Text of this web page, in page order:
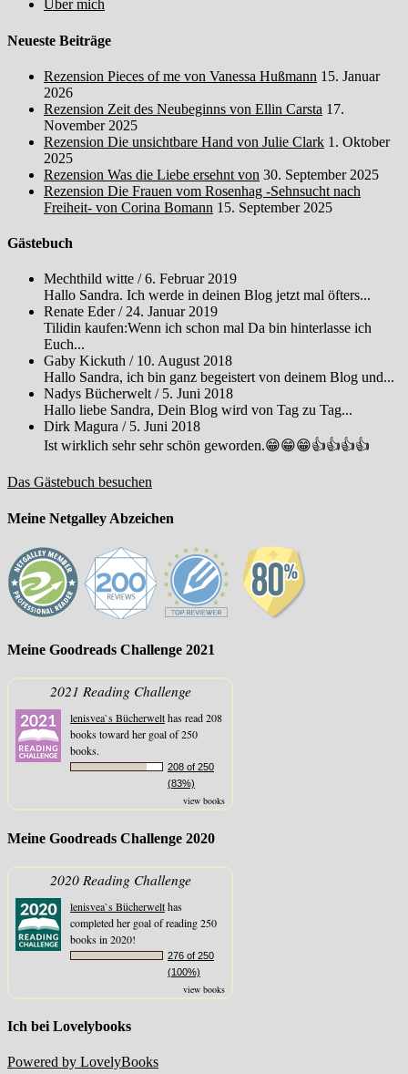
Über mich
Neueste Beiträge
Rezension Pieces of me von Vanessa Hußmann 15. Januar
2026
Rezension Zeit des Neubeginns von Ellin Carsta 17.
November 2025
Rezension Die unsichtbare Hand von Julie Clark 1. Oktober
2025
Rezension Was die Liebe ersehnt von 30. September 2025
Rezension Die Frauen vom Rosenhag -Sehnsucht nach
Freiheit- von Corina Bomann 15. September 2025
Gästebuch
Mechthild witte /6. Februar 2019
Hallo Sandra. Ich werde in deinen Blog jetzt mal öfters...
Renate Eder/ 24. Januar 2019
Tilidin kaufen:Wenn ich schon mal Da bin hinterlasse ich
Euch...
Gaby Kickuth / 10. August 2018
Hallo Sandra, ich bin ganz begeistert von deinem Blog und...
Nadys Bücherwelt / 5. Juni 2018
Hallo liebe Sandra, Dein Blog wird von Tag zu Tag...
Dirk Magura / 5. Juni 2018
Ist wirklich sehr sehr schön geworden.😁😁😁👍👍👍👍
Das Gästebuch besuchen
Meine Netgalley Abzeichen
Meine Goodreads Challenge 2021
2021 Reading Challenge
lenisvea`s Bücherwelthas read 208
books toward her goal of 250
books.
208 of 250
(83%)
view books
Meine Goodreads Challenge 2020
2020 Reading Challenge
lenisvea`s Bücherwelthas
completed her goal of reading 250
books in 2020!
276 of 250
(100%)
view books
Ich bei Lovelybooks
Powered by LovelyBooks